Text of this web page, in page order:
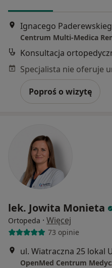
Ignacego
Centrum Multi-Medica
Konsultacja
Poproś o wizytę
lek. Jowita Monieta
Ortopeda · Więcej
73 opinie
ul. Wiatraczna 25 lokal
OpenMed Centrum